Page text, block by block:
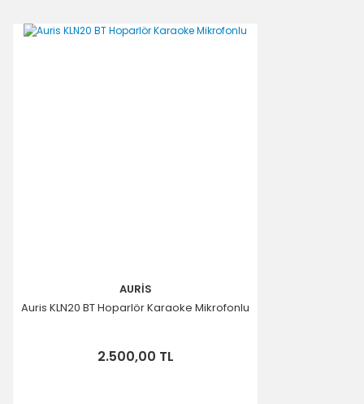
AURİS
Auris KLN20 BT Hoparlör Karaoke Mikrofonlu
2.500,00 TL